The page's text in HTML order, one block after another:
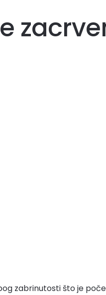
zabrinutosti što je